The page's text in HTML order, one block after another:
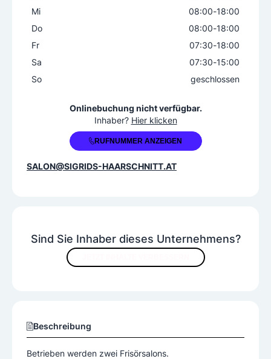
Sind Sie Inhaber dieses Unternehmens?
Beschreibung
Betrieben werden zwei Frisörsalons.
Mi
08:00-18:00
Do
08:00-18:00
Fr
07:30-18:00
Sa
07:30-15:00
So
geschlossen
Onlinebuchung nicht verfügbar.
Inhaber? Hier klicken
+43 3362 2300
RUFNUMMER ANZEIGEN
SALON@SIGRIDS-HAARSCHNITT.AT